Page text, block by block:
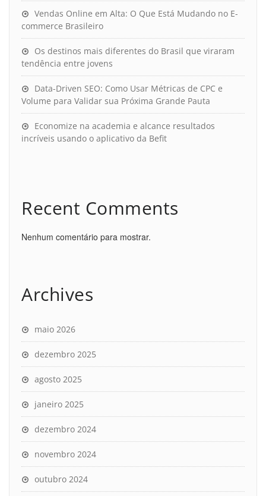
Vendas Online em Alta: O Que Está Mudando no E-
commerce Brasileiro
Os destinos mais diferentes do Brasil que viraram
tendência entre jovens
Data-Driven SEO: Como Usar Métricas de CPC e
Volume para Validar sua Próxima Grande Pauta
Economize na academia e alcance resultados
incríveis usando o aplicativo da Befit
Recent Comments
Nenhum comentário para mostrar.
Archives
maio 2026
dezembro 2025
agosto 2025
janeiro 2025
dezembro 2024
novembro 2024
outubro 2024